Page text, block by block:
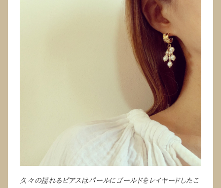
久々の揺れるピアスはパールにゴールドをレイヤードしたこ